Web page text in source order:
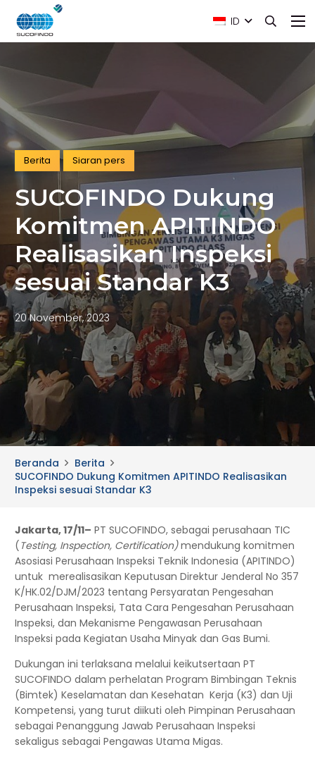
ID
Berita Siaran pers
SUCOFINDO Dukung
Komitmen APITINDO
Realisasikan Inspeksi
sesuai Standar K3
20 November, 2023
Beranda
Berita
SUCOFINDO Dukung Komitmen APITINDO Realisasikan
Inspeksi sesuai Standar K3
Jakarta, 17/11– PT SUCOFINDO, sebagai perusahaan TIC
( Testing, Inspection, Certification)mendukung komitmen
Asosiasi Perusahaan Inspeksi Teknik Indonesia (APITINDO)
untuk merealisasikan Keputusan Direktur Jenderal No 357
K/HK.02/DJM/2023 tentang Persyaratan Pengesahan
Perusahaan Inspeksi, Tata Cara Pengesahan Perusahaan
Inspeksi, dan Mekanisme Pengawasan Perusahaan
Inspeksi pada Kegiatan Usaha Minyak dan Gas Bumi.
Dukungan ini terlaksana melalui keikutsertaan PT
SUCOFINDO dalam perhelatan Program Bimbingan Teknis
(Bimtek) Keselamatan dan Kesehatan Kerja (K3) dan Uji
Kompetensi, yang turut diikuti oleh Pimpinan Perusahaan
sebagai Penanggung Jawab Perusahaan Inspeksi
sekaligus sebagai Pengawas Utama Migas.